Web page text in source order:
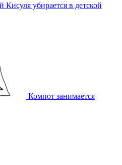
Кисуля убирается в детской
Компот занимается